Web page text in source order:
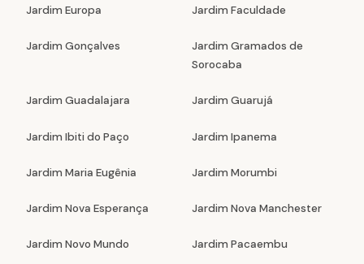
Jardim Europa Jardim Faculdade
Jardim Gonçalves
Jardim Gramados de
Sorocaba
Jardim Guadalajara Jardim Guarujá
Jardim Ibiti do Paço Jardim Ipanema
Jardim Maria Eugênia Jardim Morumbi
Jardim Nova Esperança Jardim Nova Manchester
Jardim Novo Mundo Jardim Pacaembu